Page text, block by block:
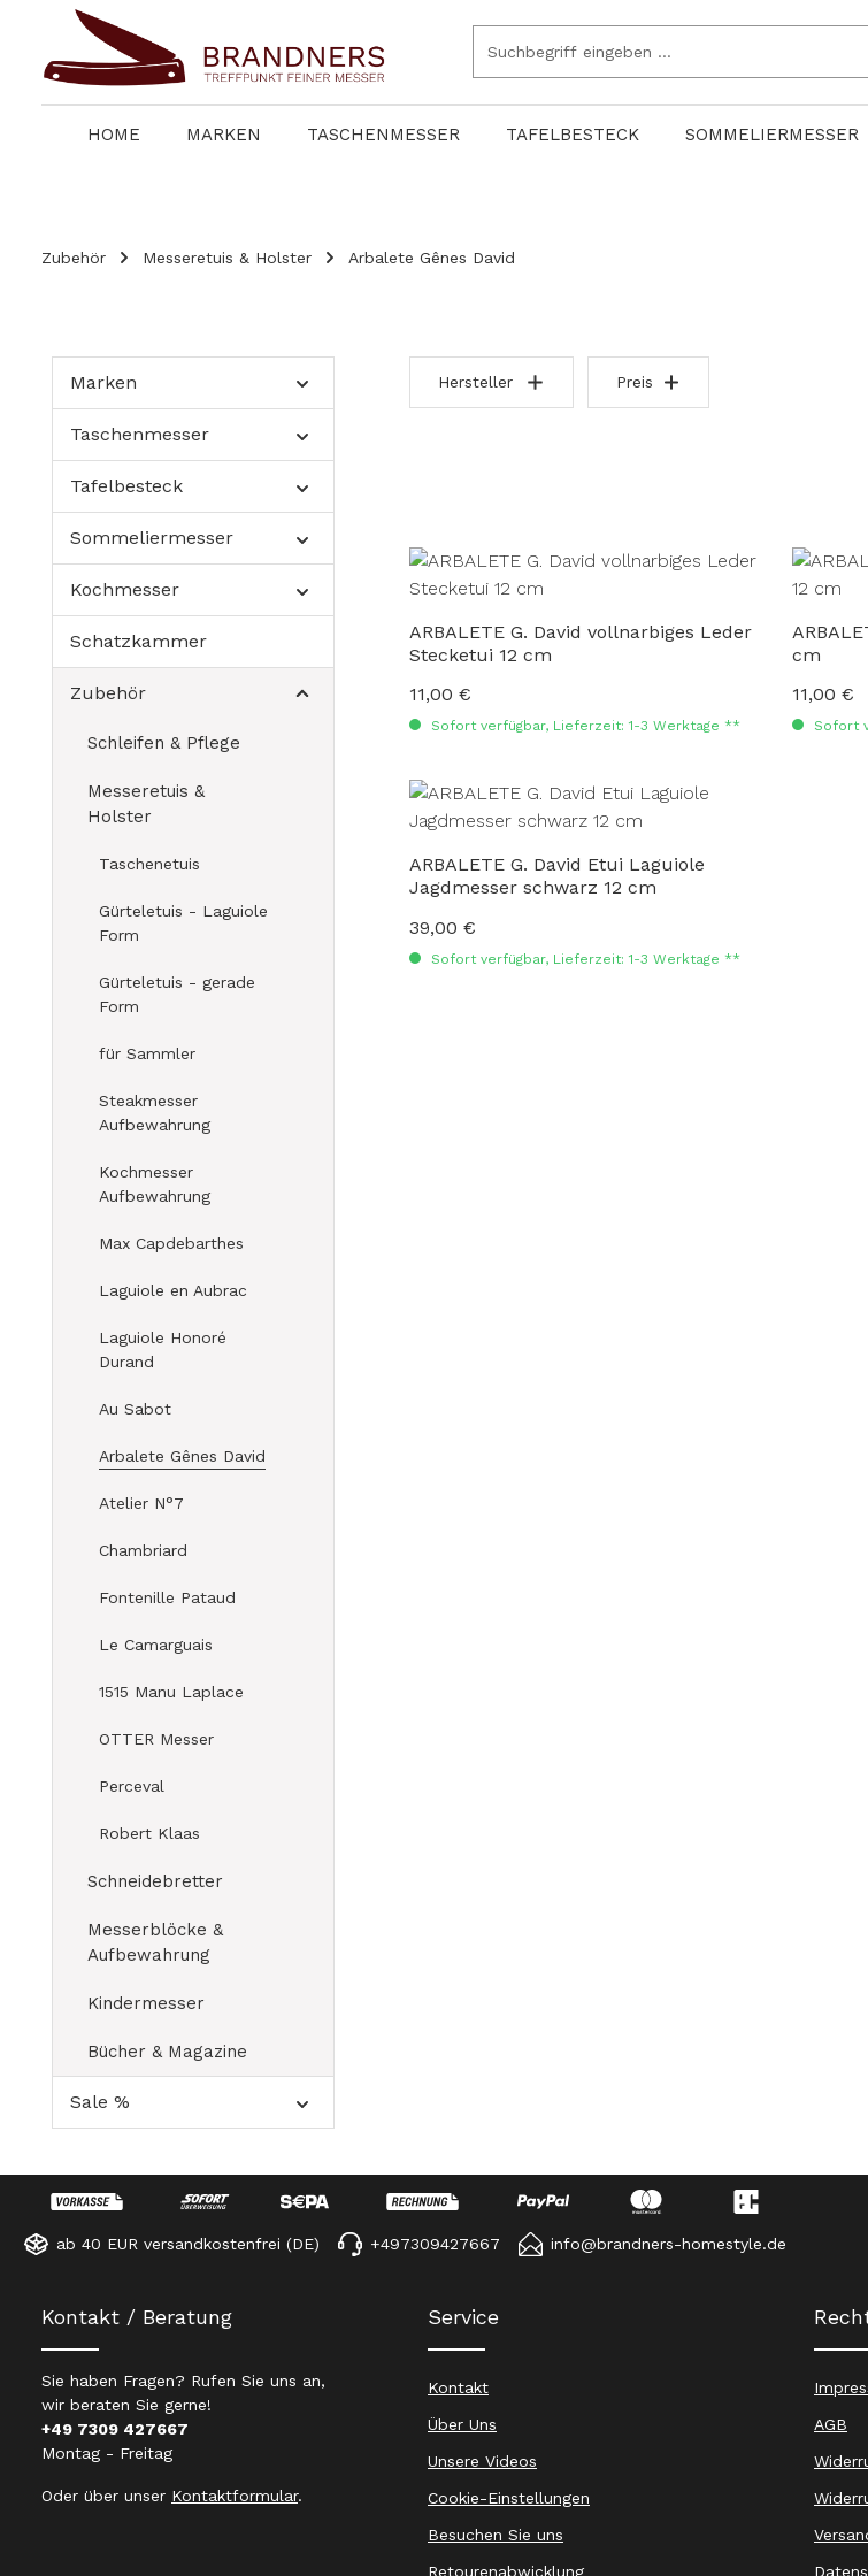
Zur Hauptnavigation springen
HOME MARKEN TASCHENMESSER TAFELBESTECK SOMMELIERMESSER
Zubehör Messeretuis & Holster Arbalete Gênes David
Marken
Taschenmesser
Tafelbesteck
Sommeliermesser
Kochmesser
Schatzkammer
Zubehör
Schleifen & Pflege
Messeretuis &
Holster
Taschenetuis
Gürteletuis - Laguiole
Form
Gürteletuis - gerade
Form
für Sammler
Steakmesser
Aufbewahrung
Kochmesser
Aufbewahrung
Max Capdebarthes
Laguiole en Aubrac
Laguiole Honoré
Durand
Au Sabot
Arbalete Gênes David
Atelier N°7
Chambriard
Fontenille Pataud
Le Camarguais
1515 Manu Laplace
OTTER Messer
Perceval
Robert Klaas
Schneidebretter
Messerblöcke &
Aufbewahrung
Kindermesser
Bücher & Magazine
Sale %
Hersteller Preis
ARBALETE G. David vollnarbiges Leder
Stecketui 12 cm
Regulärer Preis:
11,00 €
Sofort verfügbar, Lieferzeit: 1-3 Werktage **
cm
Regulärer
11,00 €
Sofort
ARBALETE G. David Etui Laguiole
Jagdmesser schwarz 12 cm
Regulärer Preis:
39,00 €
Sofort verfügbar, Lieferzeit: 1-3 Werktage **
ab 40 EUR versandkostenfrei (DE) +497309427667 info@brandners-homestyle.de
Kontakt / Beratung
Sie haben Fragen? Rufen Sie uns an,
wir beraten Sie gerne!
+49 7309 427667
Montag - Freitag
Oder über unser Kontaktformular.
Service
Kontakt
Über Uns
Unsere Videos
Cookie-Einstellungen
Besuchen Sie uns
Retourenabwicklung
AGB